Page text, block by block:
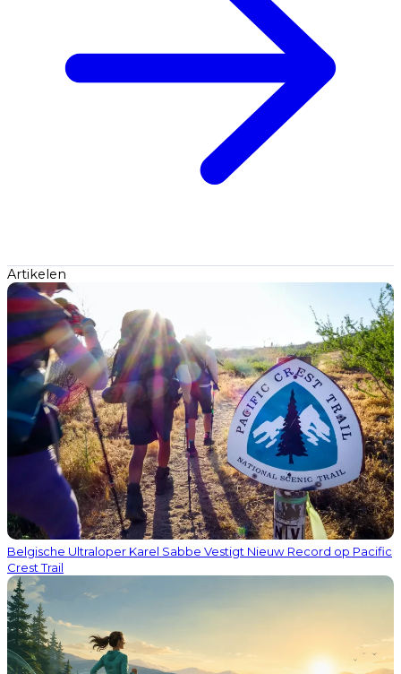
Artikelen
Belgische Ultraloper Karel Sabbe Vestigt Nieuw Record op Pacific
Crest Trail